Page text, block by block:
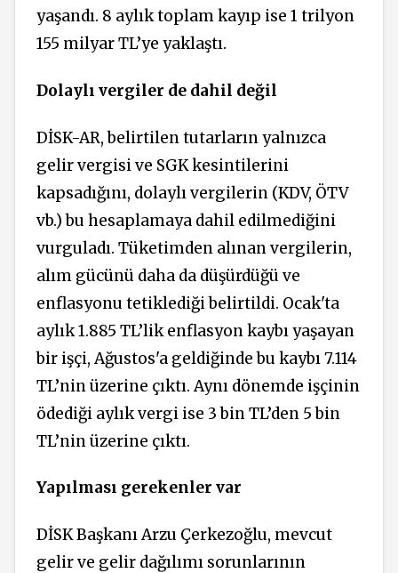
yaşandı. 8 aylık toplam kayıp ise 1 trilyon
155 milyar TL’ye yaklaştı.
Dolaylı vergiler de dahil değil
DİSK-AR, belirtilen tutarların yalnızca
gelir vergisi ve SGK kesintilerini
kapsadığını, dolaylı vergilerin (KDV, ÖTV
vb.) bu hesaplamaya dahil edilmediğini
vurguladı. Tüketimden alınan vergilerin,
alım gücünü daha da düşürdüğü ve
enflasyonu tetiklediği belirtildi. Ocak'ta
aylık 1.885 TL’lik enflasyon kaybı yaşayan
bir işçi, Ağustos'a geldiğinde bu kaybı 7.114
TL’nin üzerine çıktı. Aynı dönemde işçinin
ödediği aylık vergi ise 3 bin TL’den 5 bin
TL’nin üzerine çıktı.
Yapılması gerekenler var
DİSK Başkanı Arzu Çerkezoğlu, mevcut
gelir ve gelir dağılımı sorunlarının